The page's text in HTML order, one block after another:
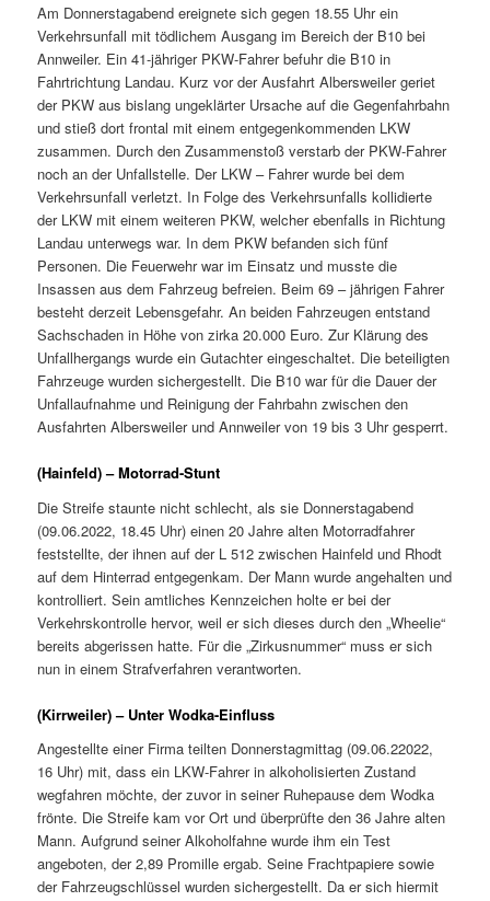
Am Donnerstagabend ereignete sich gegen 18.55 Uhr ein
Verkehrsunfall mit tödlichem Ausgang im Bereich der B10 bei
Annweiler. Ein 41-jähriger PKW-Fahrer befuhr die B10 in
Fahrtrichtung Landau. Kurz vor der Ausfahrt Albersweiler geriet
der PKW aus bislang ungeklärter Ursache auf die Gegenfahrbahn
und stieß dort frontal mit einem entgegenkommenden LKW
zusammen. Durch den Zusammenstoß verstarb der PKW-Fahrer
noch an der Unfallstelle. Der LKW – Fahrer wurde bei dem
Verkehrsunfall verletzt. In Folge des Verkehrsunfalls kollidierte
der LKW mit einem weiteren PKW, welcher ebenfalls in Richtung
Landau unterwegs war. In dem PKW befanden sich fünf
Personen. Die Feuerwehr war im Einsatz und musste die
Insassen aus dem Fahrzeug befreien. Beim 69 – jährigen Fahrer
besteht derzeit Lebensgefahr. An beiden Fahrzeugen entstand
Sachschaden in Höhe von zirka 20.000 Euro. Zur Klärung des
Unfallhergangs wurde ein Gutachter eingeschaltet. Die beteiligten
Fahrzeuge wurden sichergestellt. Die B10 war für die Dauer der
Unfallaufnahme und Reinigung der Fahrbahn zwischen den
Ausfahrten Albersweiler und Annweiler von 19 bis 3 Uhr gesperrt.
(Hainfeld) – Motorrad-Stunt
Die Streife staunte nicht schlecht, als sie Donnerstagabend
(09.06.2022, 18.45 Uhr) einen 20 Jahre alten Motorradfahrer
feststellte, der ihnen auf der L 512 zwischen Hainfeld und Rhodt
auf dem Hinterrad entgegenkam. Der Mann wurde angehalten und
kontrolliert. Sein amtliches Kennzeichen holte er bei der
Verkehrskontrolle hervor, weil er sich dieses durch den „Wheelie“
bereits abgerissen hatte. Für die „Zirkusnummer“ muss er sich
nun in einem Strafverfahren verantworten.
(Kirrweiler) – Unter Wodka-Einfluss
Angestellte einer Firma teilten Donnerstagmittag (09.06.22022,
16 Uhr) mit, dass ein LKW-Fahrer in alkoholisierten Zustand
wegfahren möchte, der zuvor in seiner Ruhepause dem Wodka
frönte. Die Streife kam vor Ort und überprüfte den 36 Jahre alten
Mann. Aufgrund seiner Alkoholfahne wurde ihm ein Test
angeboten, der 2,89 Promille ergab. Seine Frachtpapiere sowie
der Fahrzeugschlüssel wurden sichergestellt. Da er sich hiermit